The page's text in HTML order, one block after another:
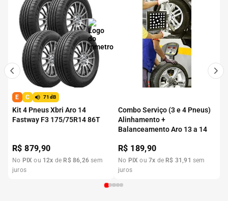
E C 71dB
Kit 4 Pneus Xbri Aro 14
Fastway F3 175/75R14 86T
R$879,90
No PIX ou 12x de R$ 86,26 sem
juros
Combo Serviço (3 e 4 Pneus)
Alinhamento +
Balanceamento Aro 13 a 14
R$ 189,90
No PIX ou7x de R$ 31 ,91 sem
juros